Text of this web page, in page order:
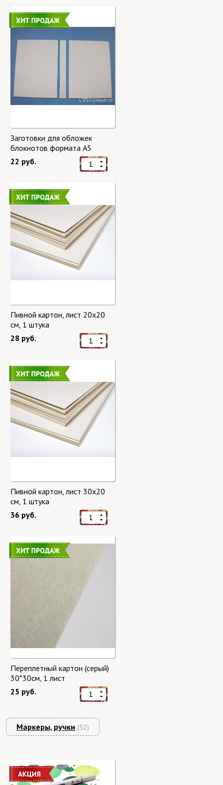
Заготовки для обложек
блокнотов формата А5
22 руб.
Пивной картон, лист 20х20
cм, 1 штука
28 руб.
Пивной картон, лист 30х20
cм, 1 штука
36 руб.
Переплетный картон (серый)
30*30см, 1 лист
25 руб.
Маркеры, ручки (52)